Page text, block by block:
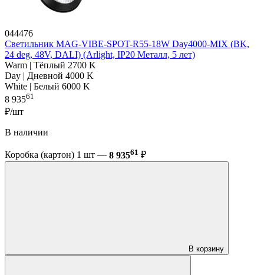
044476
Светильник MAG-VIBE-SPOT-R55-18W Day4000-MIX (BK,
24 deg, 48V, DALI) (Arlight, IP20 Металл, 5 лет)
Warm | Тёплый 2700 K
Day | Дневной 4000 K
White | Белый 6000 K
8 93561
₽/шт
В наличии
Коробка (картон) 1 шт — 8 93561 ₽
В корзину